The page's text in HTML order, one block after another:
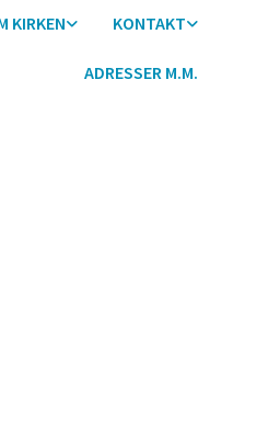
KIRKEN KONTAKT
ADRESSER M.M.